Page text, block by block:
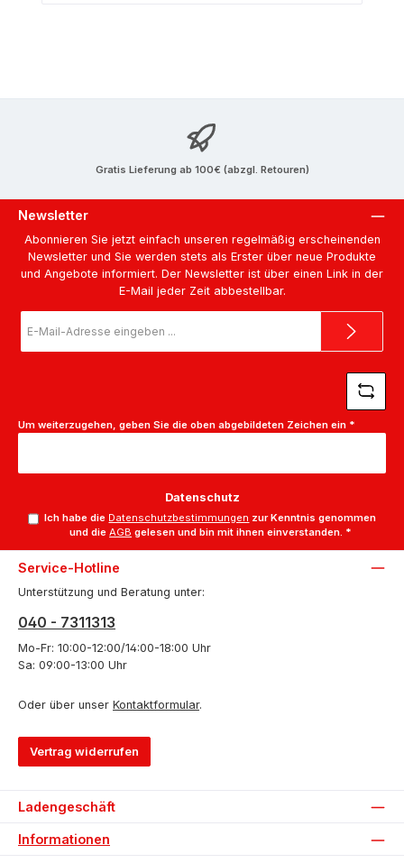
Gratis Lieferung ab 100€ (abzgl. Retouren)
Newsletter
Abonnieren Sie jetzt einfach unseren regelmäßig erscheinenden
Newsletter und Sie werden stets als Erster über neue Produkte
und Angebote informiert. Der Newsletter ist über einen Link in der
E-Mail jeder Zeit abbestellbar.
Mail-
Adresse
Um weiterzugehen, geben Sie die oben abgebildeten Zeichen ein *
Datenschutz
Ich habe die Datenschutzbestimmungen zur Kenntnis genommen
und dieAGB gelesen und bin mit ihnen einverstanden. *
Service-Hotline
Unterstützung und Beratung unter:
040 - 7311313
Mo-Fr: 10:00-12:00/14:00-18:00 Uhr
Sa: 09:00-13:00 Uhr
Oder über unser Kontaktformular.
Vertrag widerrufen
Ladengeschäft
Informationen